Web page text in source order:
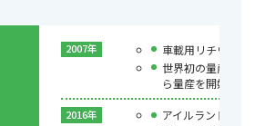
2007年
車載用リチウムイ
世界初の量産型EV
ら量産を開始
2016年
アイルランド